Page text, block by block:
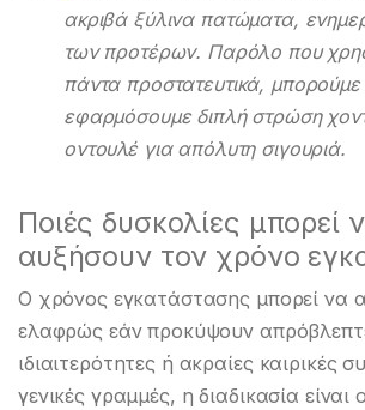
ακριβά ξύλινα πατώματα,
των προτέρων. Παρόλο που
πάντα προστατευτικά,
εφαρμόσουμε διπλή στρώση
οντουλέ για απόλυτη σιγουριά.
Ποιές δυσκολίες μπορεί
αυξήσουν τον χρόνο
Ο χρόνος εγκατάστασης μπορεί να
ελαφρώς εάν προκύψουν
ιδιαιτερότητες ή ακραίες καιρικές
γενικές γραμμές, η διαδικασία